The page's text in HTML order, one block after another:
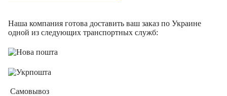
Наша компания готова доставить ваш заказ по Украине
одной из следующих транспортных служб:
Самовывоз